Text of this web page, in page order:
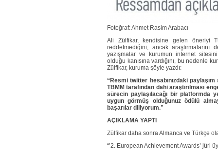
Fotoğraf: Ahmet Rasim Arabacı
Ali Zülfikar, kendisine gelen öneriyi
reddetmediğini, ancak araştırmalarını
yazışmalar ve kurumun internet
olduğu kanısına vardığını, bu nedenle
Zülfikar, kuruma şöyle yazdı:
“Resmi twitter hesabınızdaki
TBMM tarafından dahi araştırılması
sürecin paylaşılacağı bir platformda
uygun görmüş olduğunuz ödülü
başarılar diliyorum.”
AÇIKLAMA YAPTI
Zülfikar daha sonra Almanca ve Türkçe
“’2. European Achievement Awards’ jüri